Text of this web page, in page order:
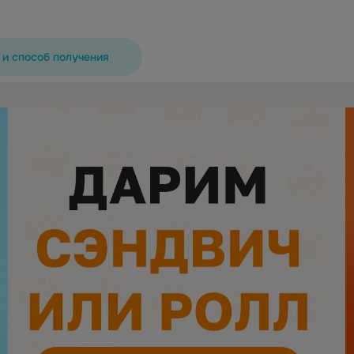
способ получения